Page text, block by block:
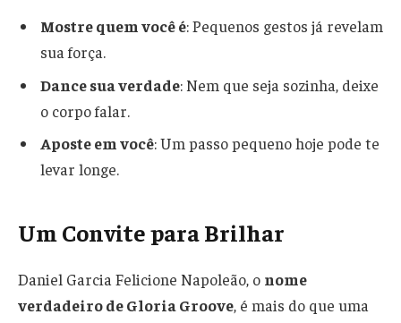
Mostre quem você é: Pequenos gestos já revelam
sua força.
Dance sua verdade: Nem que seja sozinha, deixe
o corpo falar.
Aposte em você: Um passo pequeno hoje pode te
levar longe.
Um Convite para Brilhar
Daniel Garcia Felicione Napoleão, o nome
verdadeiro de Gloria Groove, é mais do que uma